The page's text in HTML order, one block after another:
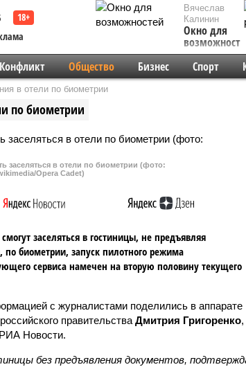
Вячеслав
Калинин
Окно для
возможностей
Общество Бизнес Спорт
в отели по биометрии
по биометрии
заселяться в отели по биометрии (фото:
Opera Cadet)
заселяться в гостиницы, не предъявляя
по биометрии, запуск пилотного режима
сервиса намечен на вторую половину текущего
с журналистами поделились в аппарате
правительства Дмитрия Григоренко,
Новости.
без предъявления документов,